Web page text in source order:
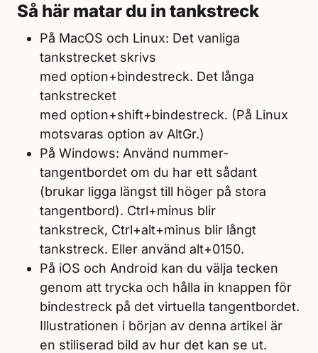
Så här matar du in tankstreck
På MacOS och Linux: Det vanliga
tankstrecket skrivs
med option+bindestreck. Det långa
tankstrecket
med option+shift+bindestreck. (På Linux
motsvaras option av AltGr.)
På Windows: Använd nummer-
tangentbordet om du har ett sådant
(brukar ligga längst till höger på stora
tangentbord). Ctrl+minus blir
tankstreck, Ctrl+alt+minus blir långt
tankstreck. Eller använd alt+0150.
På iOS och Android kan du välja tecken
genom att trycka och hålla in knappen för
bindestreck på det virtuella tangentbordet.
Illustrationen i början av denna artikel är
en stiliserad bild av hur det kan se ut.